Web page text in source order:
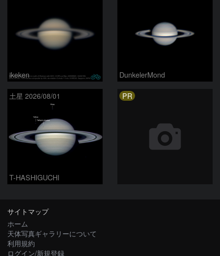
ikeken DunkelerMond
土星 2026/08/01
T-HASHIGUCHI
PR
サイトマップ
ホーム
天体写真ギャラリーについて
利用規約
ログイン/新規登録